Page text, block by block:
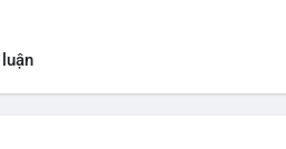
đang cân bằng giữa giảm phát
#eth